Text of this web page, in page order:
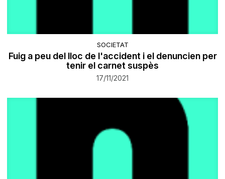
SOCIETAT
Fuig a peu del lloc de l'accident i el denuncien per
tenir el carnet suspès
17/11/2021